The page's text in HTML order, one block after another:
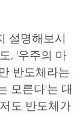
설명해보시
, '우주의 마
반도체라는
모른다'는 대
도 반도체가